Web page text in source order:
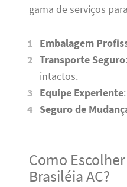
gama de serviços
Embalagem
Transporte Seguro
intactos.
Equipe Experiente
Seguro de
Como
Brasiléia AC?